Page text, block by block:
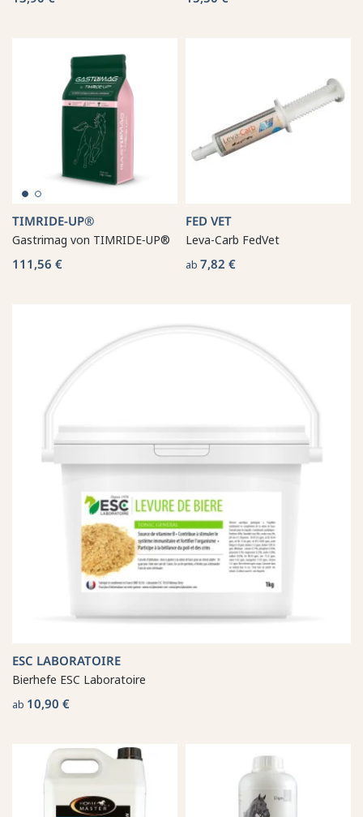
TIMRIDE‑UP®
Gastrimag von TIMRIDE‑UP®
111,56 €
FED VET
Leva-Carb FedVet
ab 7,82 €
ESC LABORATOIRE
Bierhefe ESC Laboratoire
ab 10,90 €